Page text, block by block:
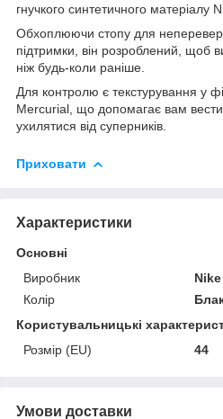
гнучкого синтетичного матеріалу
Обхоплюючи стопу для
підтримки, він розроблений, щоб
ніж будь-коли раніше.
Для контролю є текстурування у
Mercurial, що допомагає вам
ухилятися від суперників.
Приховати
Характеристики
Основні
Виробник
Nike
Колір
Користувальницькі
Розмір (EU)
44
Умови доставки